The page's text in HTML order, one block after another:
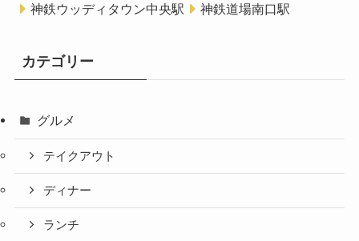
神鉄ウッディタウン中央駅
神鉄道場南口駅
カテゴリー
グルメ
テイクアウト
ディナー
ランチ